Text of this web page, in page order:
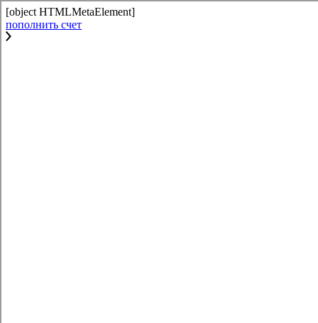
[object HTMLMetaElement]
пополнить счет